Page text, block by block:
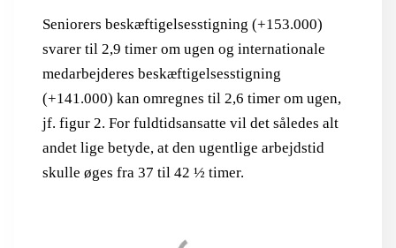
Seniorers beskæftigelsesstigning (+153.000)
svarer til 2,9 timer om ugen og internationale
medarbejderes beskæftigelsesstigning
(+141.000) kan omregnes til 2,6 timer om ugen,
jf. figur 2. For fuldtidsansatte vil det således alt
andet lige betyde, at den ugentlige arbejdstid
skulle øges fra 37 til 42 ½ timer.